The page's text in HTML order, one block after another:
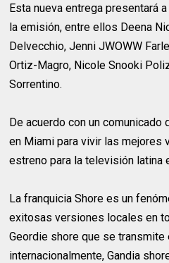
Esta nueva entrega presentará
la emisión, entre ellos Deena
Delvecchio, Jenni JWOWW
Ortiz-Magro, Nicole Snooki
Sorrentino.
De acuerdo con un comunicado
en Miami para vivir las mejores
estreno para la televisión latina
La franquicia Shore es un
exitosas versiones locales en
Geordie shore que se transmite
internacionalmente, Gandia